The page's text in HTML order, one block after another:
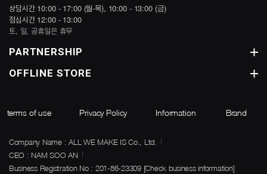
상담시간 10:00 - 17:00 (월-목), 10:00 - 13:00 (금)
점심시간 12:00 - 13:00
토, 일, 공휴일은 휴무
PARTNERSHIP
OFFLINE STORE
terms of use Privacy Policy Information Brand
Company Name : ALL WE MAKE IS Co., Ltd.
CEO : NAM SOO AN
Business Registration No : 201-86-23309 [Check business information]